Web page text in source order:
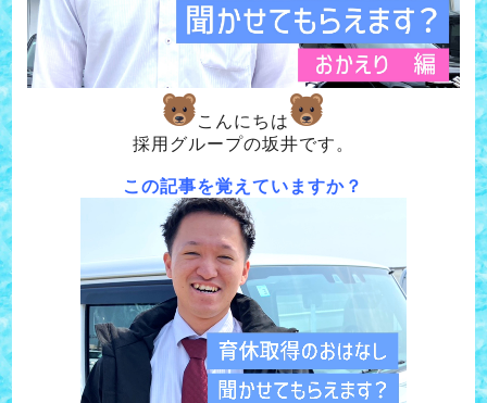
こんにちは
採用グループの坂井です。
この記事を覚えていますか？